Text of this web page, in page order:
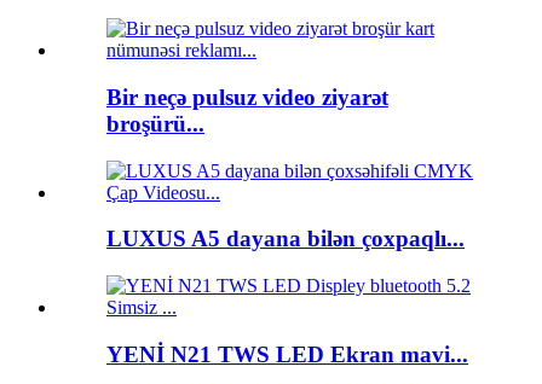
Bir neçə pulsuz video ziyarət
broşürü...
LUXUS A5 dayana bilən çoxpaqlı...
YENİ N21 TWS LED Ekran mavi...